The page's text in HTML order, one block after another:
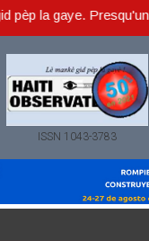
gaye. Presqu'un demi
ISSN 1043-3783